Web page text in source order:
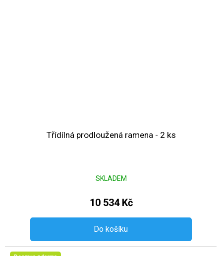
Třídílná prodloužená ramena - 2 ks
SKLADEM
10 534 Kč
Do košíku